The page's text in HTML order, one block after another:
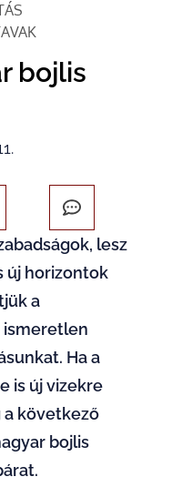
bojlis
lesz
új horizontok
a
ismeretlen
Ha a
is új vizekre
a következő
bojlis